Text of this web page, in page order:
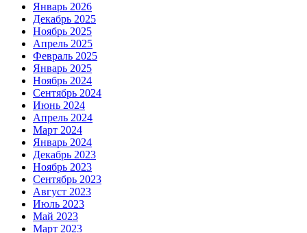
Январь 2026
Декабрь 2025
Ноябрь 2025
Апрель 2025
Февраль 2025
Январь 2025
Ноябрь 2024
Сентябрь 2024
Июнь 2024
Апрель 2024
Март 2024
Январь 2024
Декабрь 2023
Ноябрь 2023
Сентябрь 2023
Август 2023
Июль 2023
Май 2023
Март 2023